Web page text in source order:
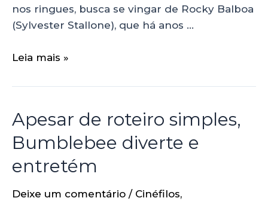
nos ringues, busca se vingar de Rocky Balboa
(Sylvester Stallone), que há anos …
Leia mais »
Apesar de roteiro simples,
Bumblebee diverte e
entretém
Deixe um comentário / Cinéfilos,